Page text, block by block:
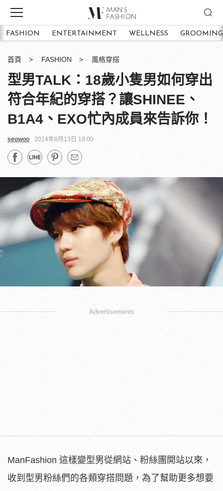
FASHION ENTERTAINMENT WELLNESS GROOMING
首頁 FASHION 風格穿搭
型男TALK：18歲小隻男如何穿出
符合年紀的穿搭？讓SHINEE、
B1A4、EXO忙內成員來告訴你！
seowoo 2014年8月13日 18:00
Advertisements
ManFashion 這樣變型男從網站、粉絲團開站以來，
收到型男粉絲們的各類穿搭問題，為了幫助更多想要